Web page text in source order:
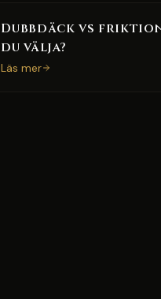
Dubbdäck vs
du välja?
Läs mer